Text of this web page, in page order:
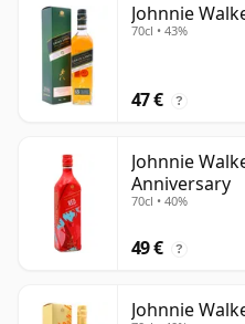
Johnnie
70cl • 43%
47 € ?
Johnnie
Anniversary
70cl • 40%
49 € ?
Johnnie